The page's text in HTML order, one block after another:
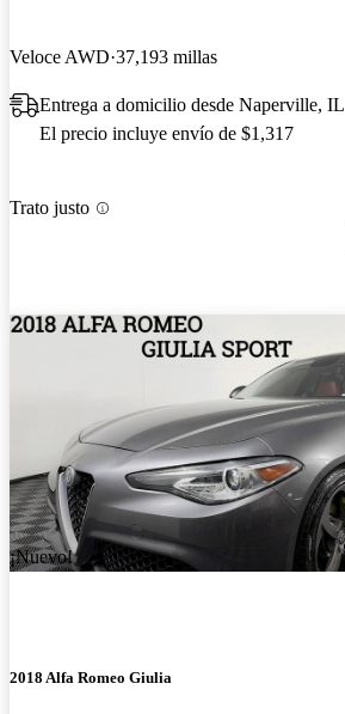
Veloce AWD 37,193 millas
Entrega a domicilio desde Naperville, IL
El precio incluye envío de $1,317
Trato justo
¡Nuevo!
2018 Alfa Romeo Giulia